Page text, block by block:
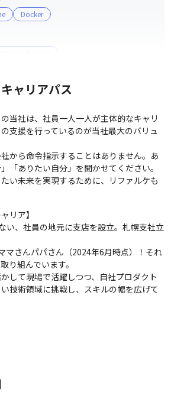
、リファルケ社員同士が対面で会うこ
なる環境や課題を共有する場を設ける
します。
続黒字を達成、コロナ禍という社会
右肩上がりで成長を続けている企業
）。直近5年の売上を比較したとき
しました（2024年6月現在）。
業拡大を見込んでいるため、経験者
まいります。
Docker
Mac）
ャリアパス
当社は、社員一人一人が主体的なキャリ
支援を行っているのが当社最大のバリュ
から命令指示することはありません。あ
「ありたい自分」を聞かせてください。
い未来を実現するために、リファルケも
リア】
い、社員の地元に支店を設立。札幌支社立
マさんパパさん（2024年6月時点）！それ
り組んでいます。
して現場で活躍しつつ、自社プロダクト
技術領域に挑戦し、スキルの幅を広げて